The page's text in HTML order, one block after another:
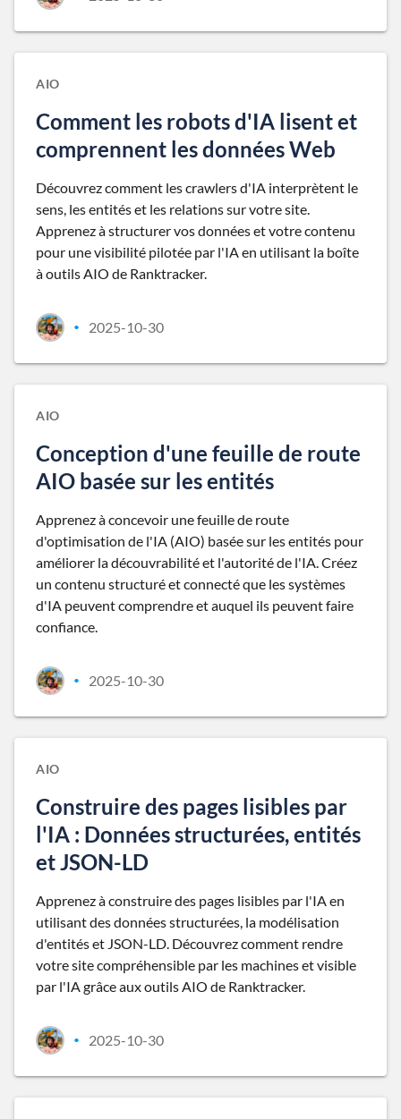
AIO
Comment les robots d'IA lisent et
comprennent les données Web
Découvrez comment les crawlers d'IA interprètent le
sens, les entités et les relations sur votre site.
Apprenez à structurer vos données et votre contenu
pour une visibilité pilotée par l'IA en utilisant la boîte
à outils AIO de Ranktracker.
• 2025-10-30
AIO
Conception d'une feuille de route
AIO basée sur les entités
Apprenez à concevoir une feuille de route
d'optimisation de l'IA (AIO) basée sur les entités pour
améliorer la découvrabilité et l'autorité de l'IA. Créez
un contenu structuré et connecté que les systèmes
d'IA peuvent comprendre et auquel ils peuvent faire
confiance.
• 2025-10-30
AIO
Construire des pages lisibles par
l'IA : Données structurées, entités
et JSON-LD
Apprenez à construire des pages lisibles par l'IA en
utilisant des données structurées, la modélisation
d'entités et JSON-LD. Découvrez comment rendre
votre site compréhensible par les machines et visible
par l'IA grâce aux outils AIO de Ranktracker.
• 2025-10-30